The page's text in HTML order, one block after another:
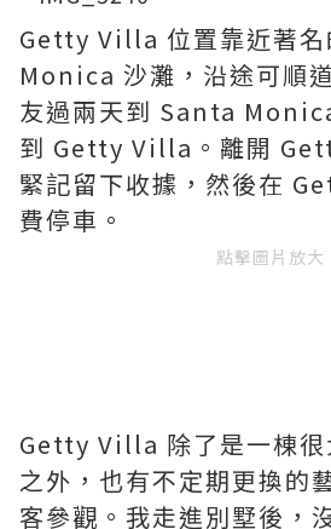
Getty Villa 位置靠近著
Monica 沙灘，沿途可順
友過兩天到 Santa
到 Getty Villa。離開
緊記留下收據，然後在
費停車。
點擊圖片放大
Getty Villa 除了是一棟很
之外，也有不定期更換的
客參觀。我走進別墅後，